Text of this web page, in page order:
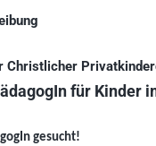
Christlicher
für Kinder
gesucht!